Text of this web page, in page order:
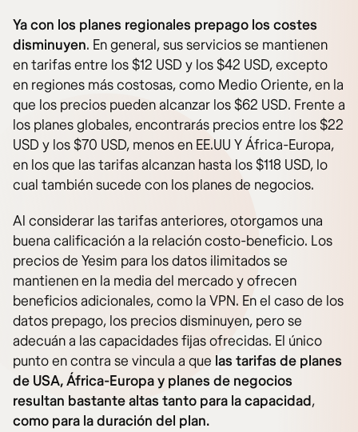
Ya con los planes regionales prepago los costes
disminuyen. En general, sus servicios se mantienen
en tarifas entre los $12 USD y los $42 USD, excepto
en regiones más costosas, como Medio Oriente, en la
que los precios pueden alcanzar los $62 USD. Frente a
los planes globales, encontrarás precios entre los $22
USD y los $70 USD, menos en EE.UU Y África-Europa,
en los que las tarifas alcanzan hasta los $118 USD, lo
cual también sucede con los planes de negocios.
Al considerar las tarifas anteriores, otorgamos una
buena calificación a la relación costo-beneficio. Los
precios de Yesim para los datos ilimitados se
mantienen en la media del mercado y ofrecen
beneficios adicionales, como la VPN. En el caso de los
datos prepago, los precios disminuyen, pero se
adecuán a las capacidades fijas ofrecidas. El único
punto en contra se vincula a que las tarifas de planes
de USA, África-Europa y planes de negocios
resultan bastante altas tanto para la capacidad,
como para la duración del plan.